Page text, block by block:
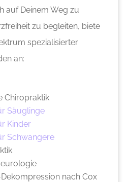
auf Deinem Weg zu
zu begleiten, biete
spezialisierter
an:
Chiropraktik
Säuglinge
Kinder
Schwangere
nach Cox